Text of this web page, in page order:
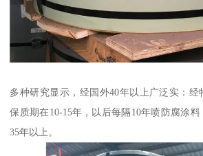
多种研究显示，经国外40年以上广泛实：经
保质期在10-15年，以后每隔10年喷防腐涂
35年以上。